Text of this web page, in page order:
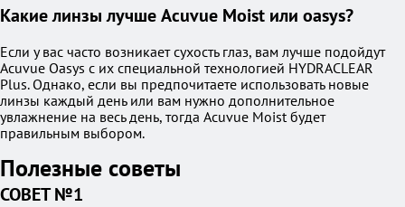
Какие линзы лучше Acuvue Moist или oasys?
Если у вас часто возникает сухость глаз, вам лучше подойдут
Acuvue Oasys с их специальной технологией HYDRACLEAR
Plus. Однако, если вы предпочитаете использовать новые
линзы каждый день или вам нужно дополнительное
увлажнение на весь день, тогда Acuvue Moist будет
правильным выбором.
Полезные советы
СОВЕТ №1